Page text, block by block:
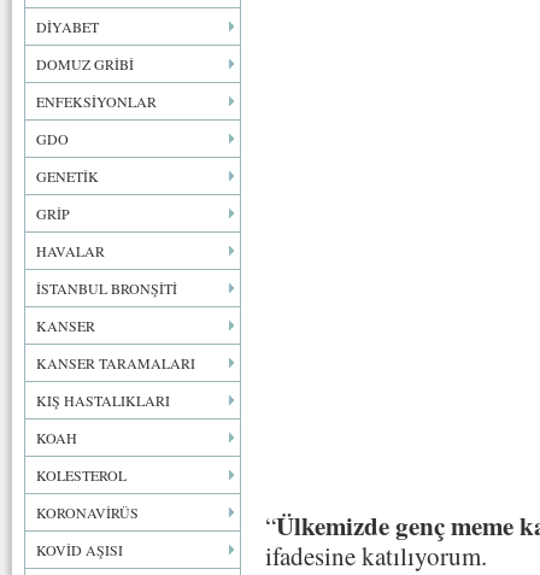
DİYABET
DOMUZ GRİBİ
ENFEKSİYONLAR
GDO
GENETİK
GRİP
HAVALAR
İSTANBUL BRONŞİTİ
KANSER
KANSER TARAMALARI
KIŞ HASTALIKLARI
KOAH
KOLESTEROL
KORONAVİRÜS
KOVİD AŞISI
“Ülkemizde genç meme
ifadesine katılıyorum.